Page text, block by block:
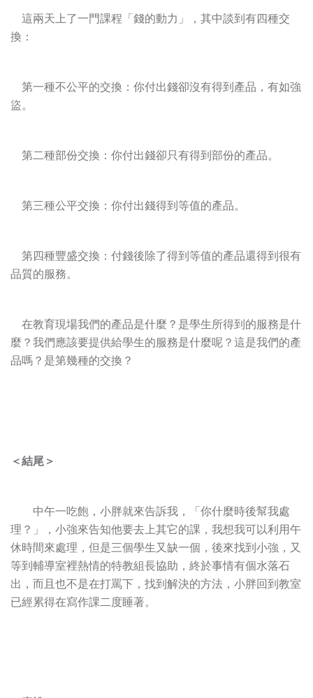
這兩天上了一門課程「錢的動力」，其中談到有四種交
換：
第一種不公平的交換：你付出錢卻沒有得到產品，有如強
盜。
第二種部份交換：你付出錢卻只有得到部份的產品。
第三種公平交換：你付出錢得到等值的產品。
第四種豐盛交換：付錢後除了得到等值的產品還得到很有
品質的服務。
在教育現場我們的產品是什麼？是學生所得到的服務是什
麼？我們應該要提供給學生的服務是什麼呢？這是我們的產
品嗎？是第幾種的交換？
＜結尾＞
中午一吃飽，小胖就來告訴我，「你什麼時後幫我處
理？」，小強來告知他要去上其它的課，我想我可以利用午
休時間來處理，但是三個學生又缺一個，後來找到小強，又
等到輔導室裡熱情的特教組長協助，終於事情有個水落石
出，而且也不是在打罵下，找到解決的方法，小胖回到教室
已經累得在寫作課二度睡著。